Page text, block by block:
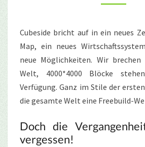
Cubeside bricht auf in ein neues
Map, ein neues
neue Möglichkeiten. Wir
Welt, 4000*4000 Blöcke
Verfügung. Ganz im Stile der
die gesamte Welt eine Freebuild-
Doch die
vergessen!